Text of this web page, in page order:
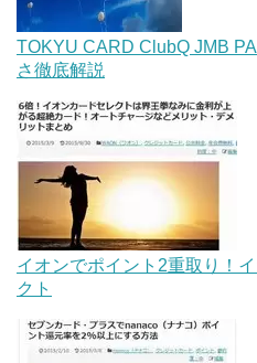
TOKYU CARD ClubQ JMB
さ徹底解説
イオンでポイント2重取り！
クト